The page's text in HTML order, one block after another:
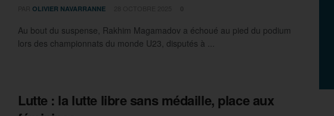
OLIVIER NAVARRANNE
Au bout du suspense, Rakhim Magamadov a échoué au pied du podium
lors des championnats du monde U23, disputés à ...
Lutte : la lutte libre sans médaille, place aux